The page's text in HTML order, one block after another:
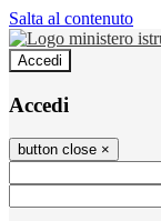
Salta al contenuto
Accedi
Accedi
button close ×